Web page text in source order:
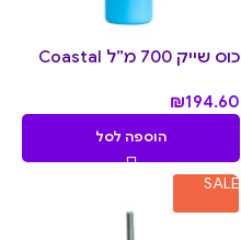
כוס שייק 700 מ״ל Coastal
₪194.60
הוספה לסל
SALE